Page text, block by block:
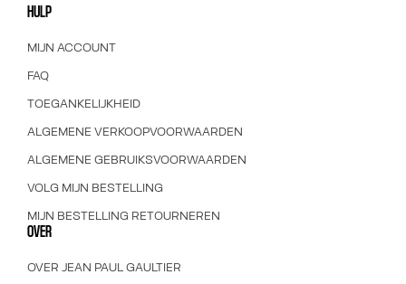
HULP
MIJN ACCOUNT
FAQ
TOEGANKELIJKHEID
ALGEMENE VERKOOPVOORWAARDEN
ALGEMENE GEBRUIKSVOORWAARDEN
VOLG MIJN BESTELLING
MIJN BESTELLING RETOURNEREN
OVER
OVER JEAN PAUL GAULTIER